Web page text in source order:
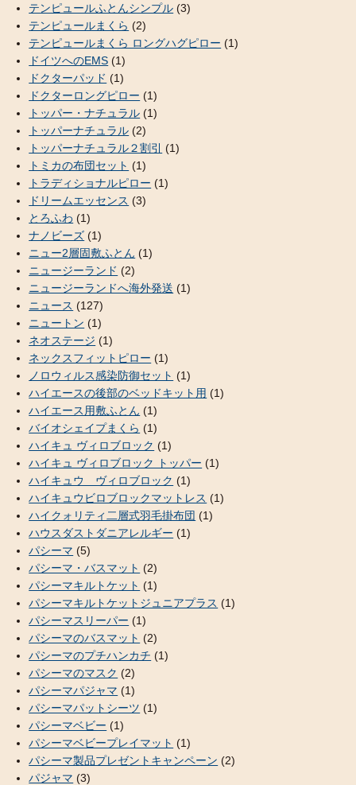
テンピュールふとんシンプル (3)
テンピュールまくら (2)
テンピュールまくら ロングハグピロー (1)
ドイツへのEMS (1)
ドクターパッド (1)
ドクターロングピロー (1)
トッパー・ナチュラル (1)
トッパーナチュラル (2)
トッパーナチュラル２割引
(1)
トミカの布団セット (1)
トラディショナルピロー (1)
ドリームエッセンス (3)
とろふわ (1)
ナノビーズ (1)
ニュー2層固敷ふとん (1)
ニュージーランド (2)
ニュージーランドへ海外発送 (1)
ニュース (127)
ニュートン (1)
ネオステージ (1)
ネックスフィットピロー (1)
ノロウィルス感染防御セット (1)
ハイエースの後部のベッドキット用 (1)
ハイエース用敷ふとん (1)
バイオシェイプまくら (1)
ハイキュ ヴィロブロック (1)
ハイキュ ヴィロブロック トッパー (1)
ハイキュウ ヴィロブロック (1)
ハイキュウビロブロックマットレス (1)
ハイクォリティ二層式羽毛掛布団 (1)
ハウスダストダニアレルギー (1)
パシーマ (5)
パシーマ・バスマット (2)
パシーマキルトケット (1)
パシーマキルトケットジュニアプラス (1)
パシーマスリーパー (1)
パシーマのバスマット (2)
パシーマのプチハンカチ (1)
パシーマのマスク (2)
パシーマパジャマ (1)
パシーマパットシーツ (1)
パシーマベビー (1)
パシーマベビープレイマット (1)
パシーマ製品プレゼントキャンペーン (2)
パジャマ (3)